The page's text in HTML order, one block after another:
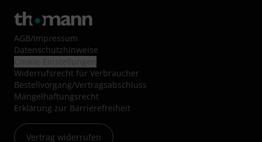
AGB/Impressum
Datenschutzhinweise
Widerrufsrecht für Verbraucher
Bestellvorgang/Vertragsabschluss
Mängelhaftungsrecht
Erklärung zur Barrierefreiheit
Vertrag widerrufen